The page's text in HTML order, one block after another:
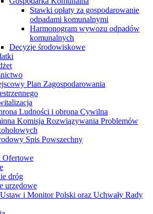
Stawki opłaty za gospodarowanie
odpadami komunalnymi
Harmonogram wywozu odpadów
komunalnych
Decyzje środowiskowe
Plan Zagospodarowania
Ludności i obrona Cywilna
Komisja Rozwiązywania Problemów
Spis Powszechny
Ofertowe
dróg
urzędowe
i Monitor Polski oraz Uchwały Rady